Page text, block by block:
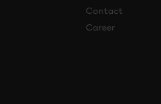
Contact
Career